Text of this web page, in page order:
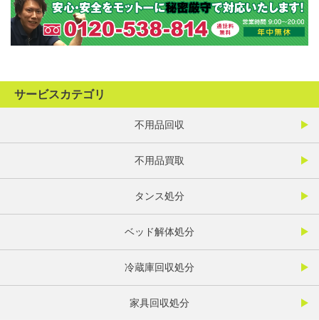
サービスカテゴリ
不用品回収
不用品買取
タンス処分
ベッド解体処分
冷蔵庫回収処分
家具回収処分